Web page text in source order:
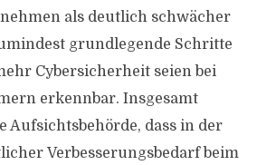
als deutlich schwächer
grundlegende Schritte
Cybersicherheit seien bei
erkennbar. Insgesamt
Aufsichtsbehörde, dass in der
Verbesserungsbedarf beim